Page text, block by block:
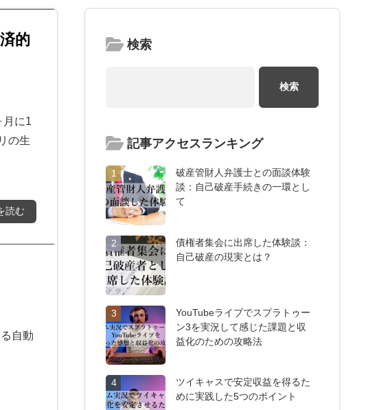
的
月に1
の生
読む
自動
検索
記事アクセスランキング
1
破産管財人弁護士との面談体験
談：自己破産手続きの一環とし
て
2
債権者集会に出席した体験談：
自己破産の現実とは？
3
YouTubeライブでスプラトゥー
ン3を実況して感じた課題と収
益化のための攻略法
4
ツイキャスで安定収益を得るた
めに実践した5つのポイント